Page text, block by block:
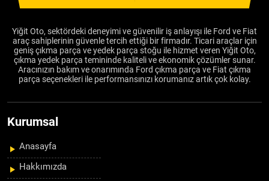
Yiğit Oto, sektördeki deneyimi ve güvenilir iş anlayışı ile Ford ve Fiat
araç sahiplerinin güvenle tercih ettiği bir firmadır. Ticari araçlar için
geniş çıkma parça ve yedek parça stoğu ile hizmet veren Yiğit Oto,
çıkma yedek parça temininde kaliteli ve ekonomik çözümler sunar.
Aracınızın bakım ve onarımında Ford çıkma parça ve Fiat çıkma
parça seçenekleri ile performansınızı korumanız artık çok kolay.
Kurumsal
Anasayfa
Hakkımızda